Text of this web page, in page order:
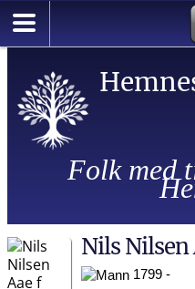
Folk med
Nils Nilsen
1799 -